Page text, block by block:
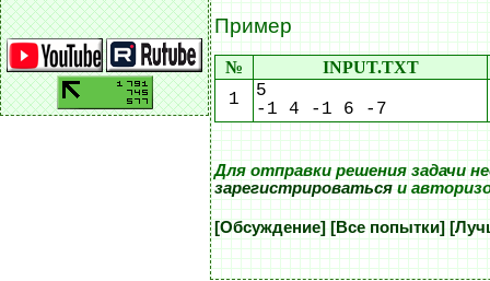
Пример
№ INPUT.TXT
1
5
-1 4 -1 6 -7
Для отправки решения задачи
зарегистрироватьсяи
[Обсуждение] [Все попытки]